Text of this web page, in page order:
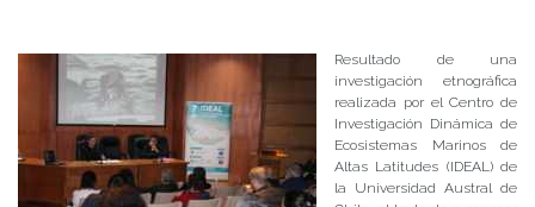
Resultado de una
investigación etnográfica
realizada por el Centro de
Investigación Dinámica de
Ecosistemas Marinos de
Altas Latitudes (IDEAL) de
la Universidad Austral de